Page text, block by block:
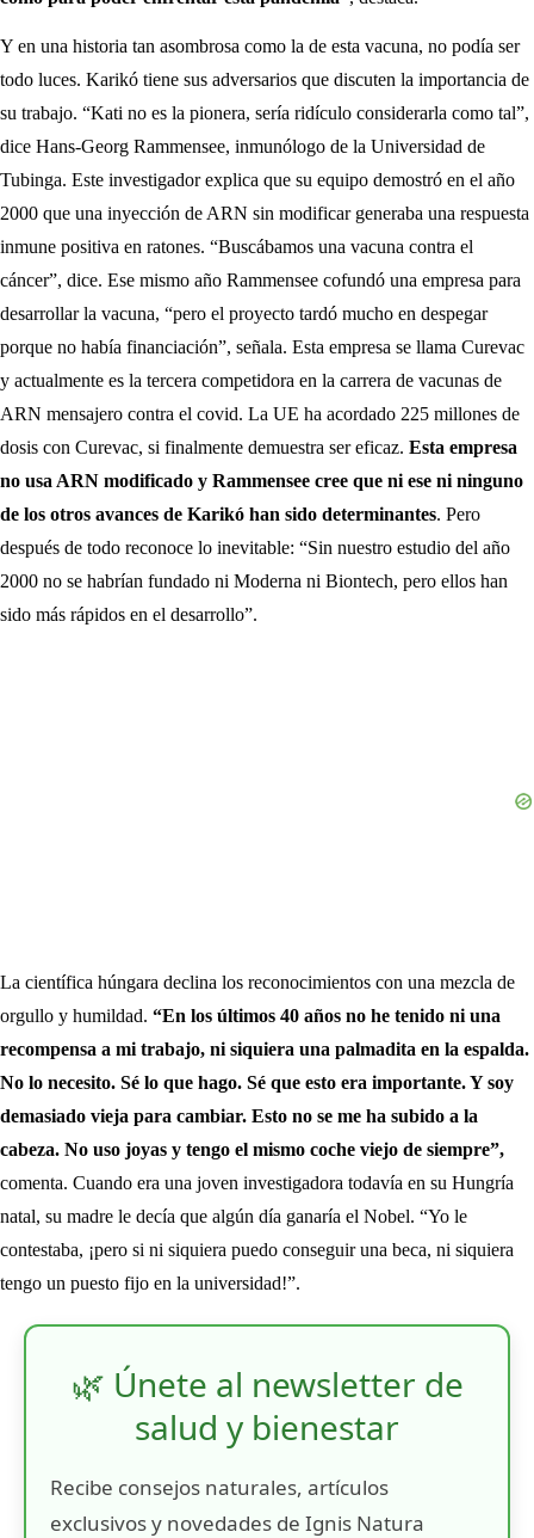
Y en una historia tan asombrosa como la de esta vacuna, no podía ser
todo luces. Karikó tiene sus adversarios que discuten la importancia de
su trabajo. “Kati no es la pionera, sería ridículo considerarla como tal”,
dice Hans-Georg Rammensee, inmunólogo de la Universidad de
Tubinga. Este investigador explica que su equipo demostró en el año
2000 que una inyección de ARN sin modificar generaba una respuesta
inmune positiva en ratones. “Buscábamos una vacuna contra el
cáncer”, dice. Ese mismo año Rammensee cofundó una empresa para
desarrollar la vacuna, “pero el proyecto tardó mucho en despegar
porque no había financiación”, señala. Esta empresa se llama Curevac
y actualmente es la tercera competidora en la carrera de vacunas de
ARN mensajero contra el covid. La UE ha acordado 225 millones de
dosis con Curevac, si finalmente demuestra ser eficaz. Esta empresa
no usa ARN modificado y Rammensee cree que ni ese ni ninguno
de los otros avances de Karikó han sido determinantes. Pero
después de todo reconoce lo inevitable: “Sin nuestro estudio del año
2000 no se habrían fundado ni Moderna ni Biontech, pero ellos han
sido más rápidos en el desarrollo”.
La científica húngara declina los reconocimientos con una mezcla de
orgullo y humildad. “En los últimos 40 años no he tenido ni una
recompensa a mi trabajo, ni siquiera una palmadita en la espalda.
No lo necesito. Sé lo que hago. Sé que esto era importante. Y soy
demasiado vieja para cambiar. Esto no se me ha subido a la
cabeza. No uso joyas y tengo el mismo coche viejo de siempre”,
comenta. Cuando era una joven investigadora todavía en su Hungría
natal, su madre le decía que algún día ganaría el Nobel. “Yo le
contestaba, ¡pero si ni siquiera puedo conseguir una beca, ni siquiera
tengo un puesto fijo en la universidad!”.
🌿 Únete al newsletter de
salud y bienestar
Recibe consejos naturales, artículos
exclusivos y novedades de Ignis Natura